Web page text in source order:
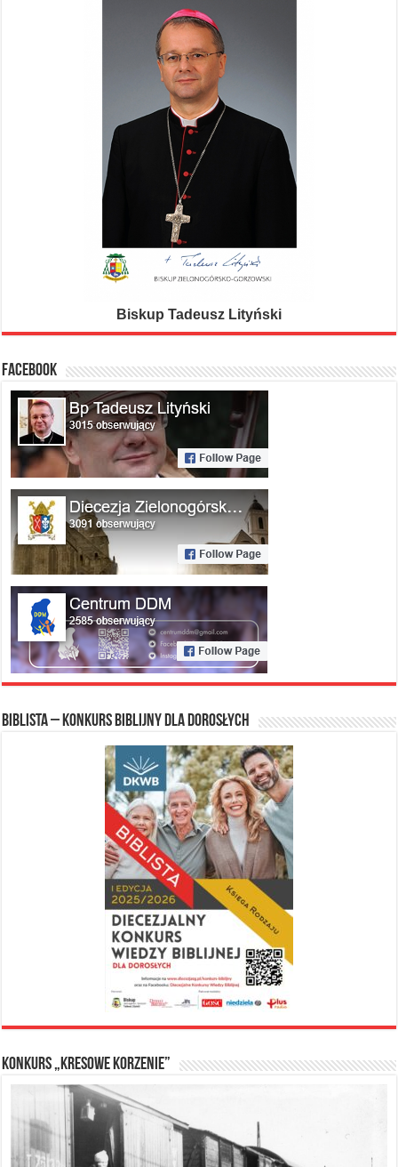
Biskup Tadeusz Lityński
FACEBOOK
Biblista – konkurs biblijny dla dorosłych
Konkurs „Kresowe Korzenie”